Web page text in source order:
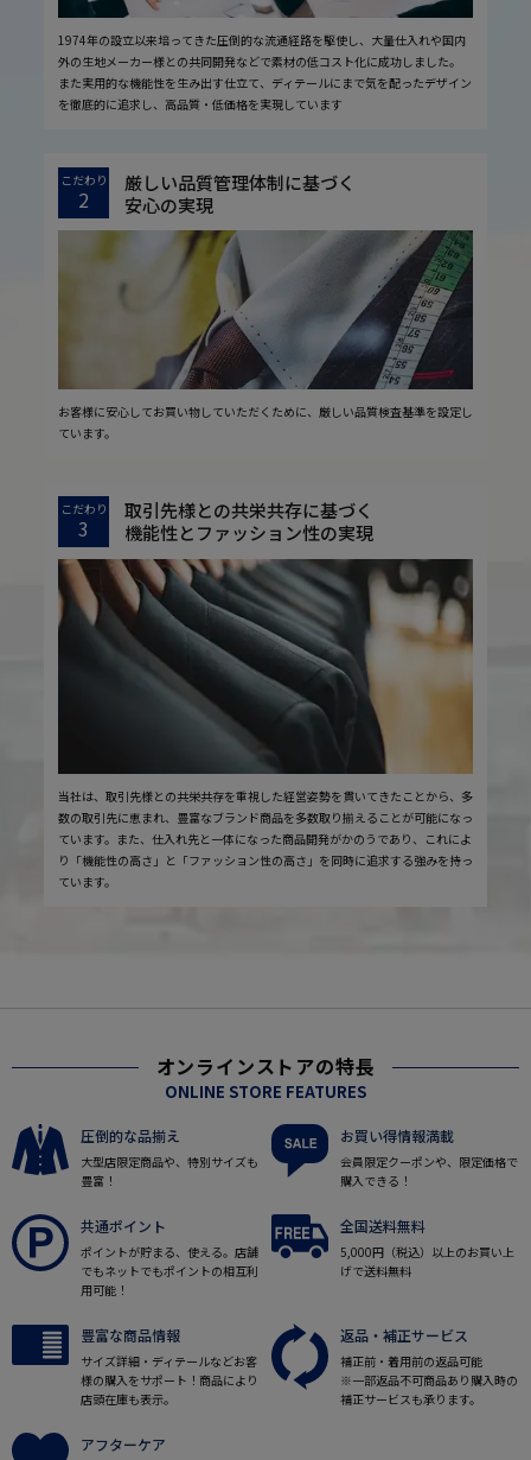
1974年の設立以来培ってきた圧倒的な流通経路を駆使し、大量仕入れや国内
外の生地メーカー様との共同開発などで素材の低コスト化に成功しました。
また実用的な機能性を生み出す仕立て、ディテールにまで気を配ったデザイン
を徹底的に追求し、高品質・低価格を実現しています
こだわり
2
厳しい品質管理体制に基づく
安心の実現
お客様に安心してお買い物していただくために、厳しい品質検査基準を設定し
ています。
こだわり
3
取引先様との共栄共存に基づく
機能性とファッション性の実現
当社は、取引先様との共栄共存を重視した経営姿勢を貫いてきたことから、多
数の取引先に恵まれ、豊富なブランド商品を多数取り揃えることが可能になっ
ています。また、仕入れ先と一体になった商品開発がかのうであり、これによ
り「機能性の高さ」と「ファッション性の高さ」を同時に追求する強みを持っ
ています。
オンラインストアの特長
ONLINE STORE FEATURES
圧倒的な品揃え
大型店限定商品や、特別サイズも
豊富！
お買い得情報満載
会員限定クーポンや、限定価格で
購入できる！
共通ポイント
ポイントが貯まる、使える。店舗
でもネットでもポイントの相互利
用可能！
全国送料無料
5,000円（税込）以上のお買い上
げで送料無料
豊富な商品情報
サイズ詳細・ディテールなどお客
様の購入をサポート！商品により
店頭在庫も表示。
返品・補正サービス
補正前・着用前の返品可能
※一部返品不可商品あり購入時の
補正サービスも承ります。
アフターケア